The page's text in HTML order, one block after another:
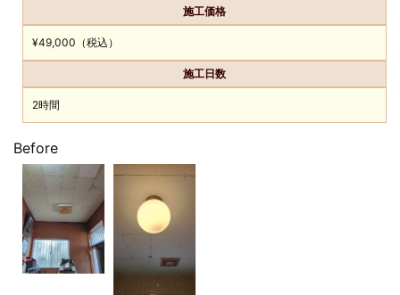
施工価格
¥49,000（税込）
施工日数
2時間
Before